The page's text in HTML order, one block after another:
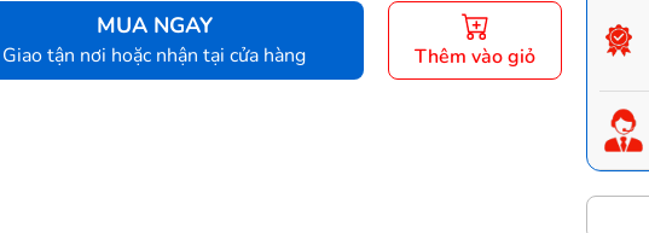
MUA NGAY
Giao tận nơi hoặc nhận tại cửa hàng Thêm vào giỏ